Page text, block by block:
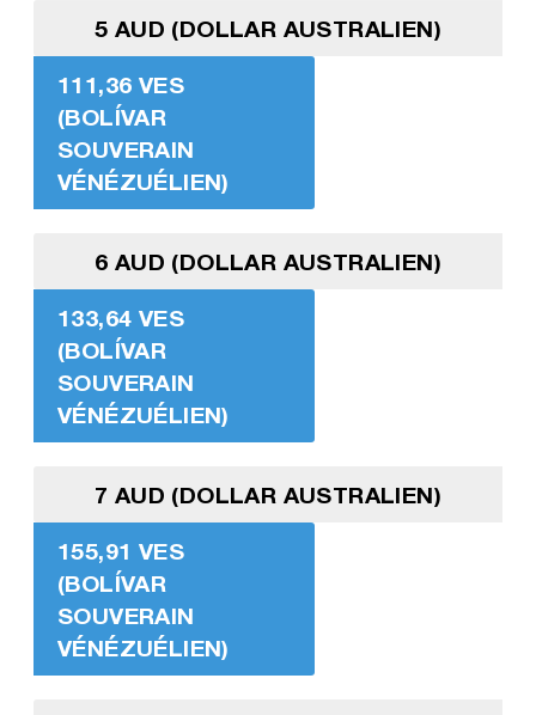
5 AUD (DOLLAR AUSTRALIEN)
111,36 VES
(BOLÍVAR
SOUVERAIN
VÉNÉZUÉLIEN)
6 AUD (DOLLAR AUSTRALIEN)
133,64 VES
(BOLÍVAR
SOUVERAIN
VÉNÉZUÉLIEN)
7 AUD (DOLLAR AUSTRALIEN)
155,91 VES
(BOLÍVAR
SOUVERAIN
VÉNÉZUÉLIEN)